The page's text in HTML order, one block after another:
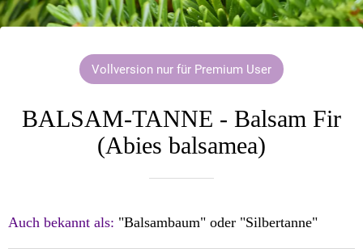
Vollversion nur für Premium User
BALSAM-TANNE - Balsam Fir
(Abies balsamea)
Auch bekannt als: "Balsambaum" oder "Silbertanne"